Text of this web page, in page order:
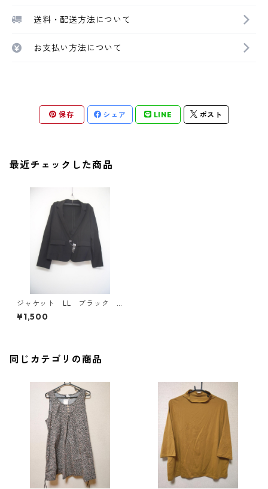
送料・配送方法について
お支払い方法について
保存 シェア LINE ポスト
最近チェックした商品
ジャケット LL ブラック I
Y-4524
¥1,500
同じカテゴリの商品